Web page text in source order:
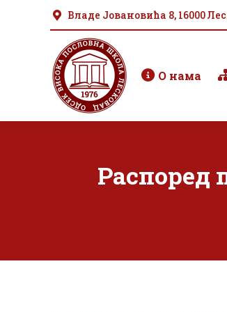
Владе Јовановића 8, 16000
О нама
Распоред